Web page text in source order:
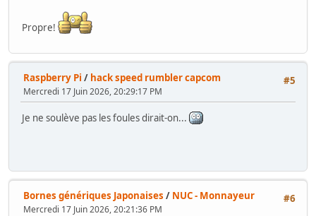
Propre!
#5
Raspberry Pi / hack speed rumbler capcom
Mercredi 17 Juin 2026, 20:29:17 PM
Je ne soulève pas les foules dirait-on...
#6
Bornes génériques Japonaises / NUC - Monnayeur
Mercredi 17 Juin 2026, 20:21:36 PM